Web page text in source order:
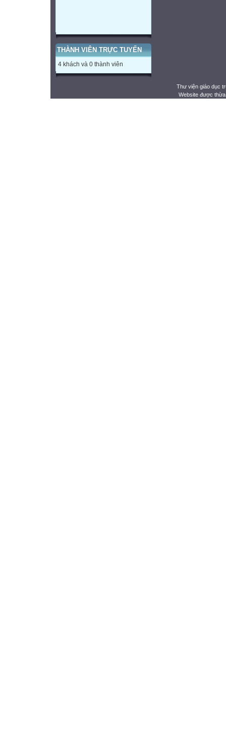
THÀNH VIÊN TRỰC TUYẾN
4 khách và 0 thành viên
Thư viện giáo dục
Website được